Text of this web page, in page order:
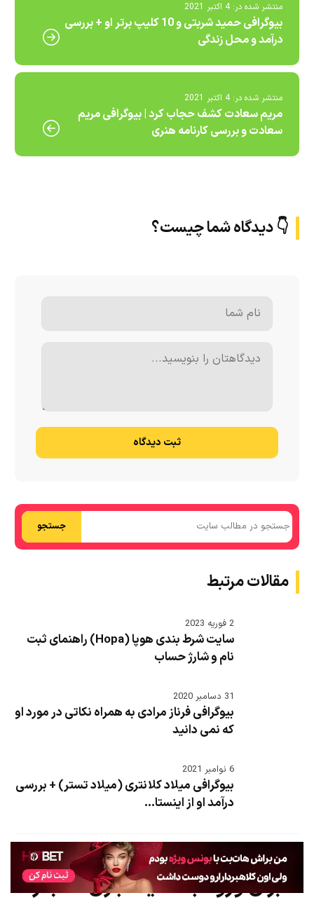
منتشر شده در:4 اکتبر 2021
بیوگرافی حمید شربتی و 10 کلیپ برتر او + بررسی
درآمد و محل زندگی
منتشر شده در:4 اکتبر 2021
مریم سعادت کشف حجاب کرد | بیوگرافی مریم
سعادت و بررسی کارنامه هنری
👇 دیدگاه شما چیست؟
ثبت دیدگاه
جستجو
مقالات مرتبط
2 فوریه 2023
سایت شرط بندی هوپا (Hopa) راهنمای ثبت
نام و شارژ حساب
31 دسامبر 2020
بیوگرافی فرناز مرادی به همراه نکاتی در مورد او
که نمی دانید
6 نوامبر 2021
بیوگرافی میلاد کلانتری (میلاد تستر) + بررسی
درآمد او از اینستا...
بازی انفجار
برای ورود به سایت بازی انفجار